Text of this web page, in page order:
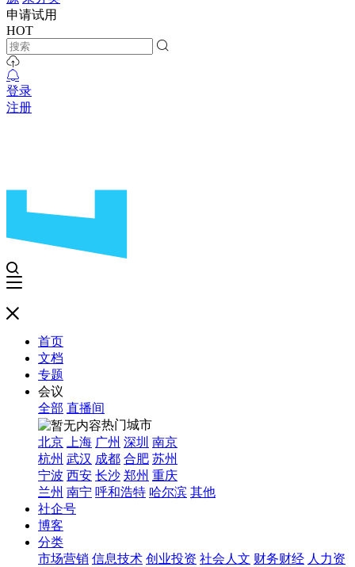
申请试用
HOT
登录
注册
首页
文档
专题
会议
全部 直播间
热门城市
北京
上海 广州 深圳 南京
杭州 武汉 成都 合肥 苏州
宁波 西安 长沙 郑州 重庆
兰州 南宁 呼和浩特 哈尔滨 其他
社企号
博客
分类
市场营销 信息技术 创业投资 社会人文 财务财经 人力资